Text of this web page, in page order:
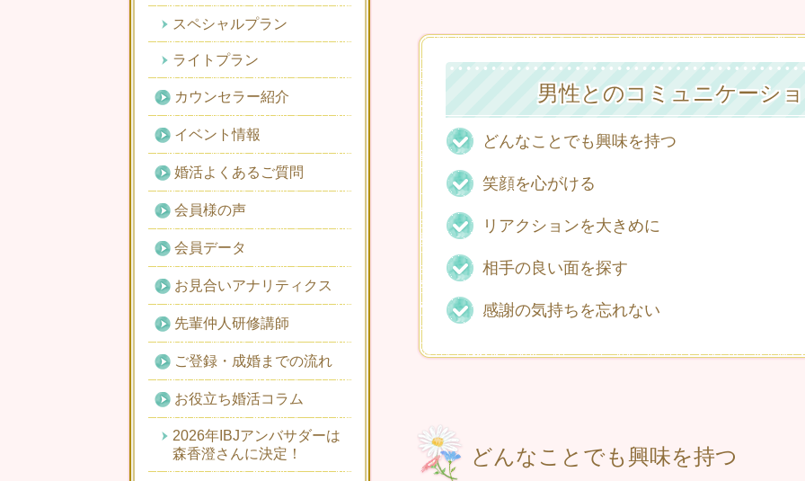
男性とのコミュニケーシ
どんなことでも興味を持つ
笑顔を心がける
リアクションを大きめに
相手の良い面を探す
感謝の気持ちを忘れない
どんなことでも興味を持つ
スペシャルプラン
ライトプラン
カウンセラー紹介
イベント情報
婚活よくあるご質問
会員様の声
会員データ
お見合いアナリティクス
先輩仲人研修講師
ご登録・成婚までの流れ
お役立ち婚活コラム
2026年IBJアンバサダーは
森香澄さんに決定！